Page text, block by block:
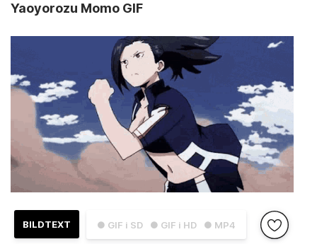
Yaoyorozu Momo GIF
● GIF i SD ● GIF i HD ● MP4
BILDTEXT